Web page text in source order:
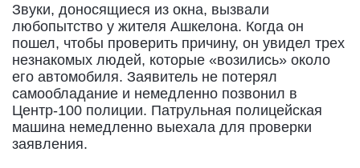
Звуки, доносящиеся из окна, вызвали
любопытство у жителя Ашкелона. Когда он
пошел, чтобы проверить причину, он увидел трех
незнакомых людей, которые «возились» около
его автомобиля. Заявитель не потерял
самообладание и немедленно позвонил в
Центр-100 полиции. Патрульная полицейская
машина немедленно выехала для проверки
заявления.